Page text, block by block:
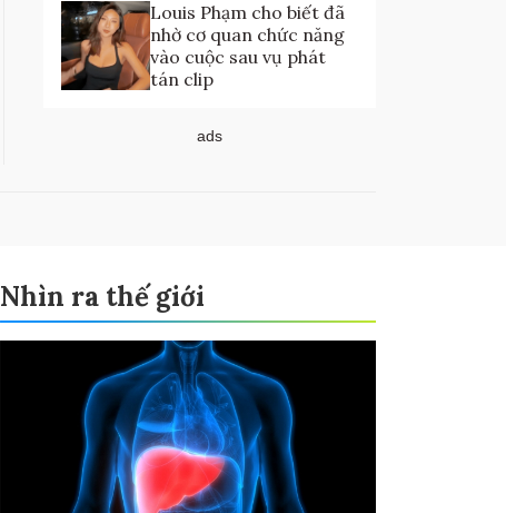
Louis Phạm cho biết đã
nhờ cơ quan chức năng
vào cuộc sau vụ phát
tán clip
ads
Nhìn ra thế giới